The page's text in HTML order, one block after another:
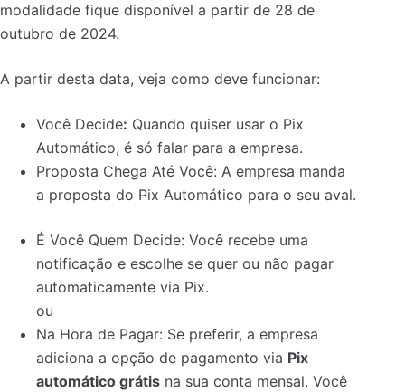
modalidade fique disponível a partir de 28 de
outubro de 2024.
A partir desta data, veja como deve funcionar:
Você Decide: Quando quiser usar o Pix
Automático, é só falar para a empresa.
Proposta Chega Até Você: A empresa manda
a proposta do Pix Automático para o seu aval.
É Você Quem Decide: Você recebe uma
notificação e escolhe se quer ou não pagar
automaticamente via Pix.
ou
Na Hora de Pagar: Se preferir, a empresa
adiciona a opção de pagamento via Pix
automático grátis na sua conta mensal. Você